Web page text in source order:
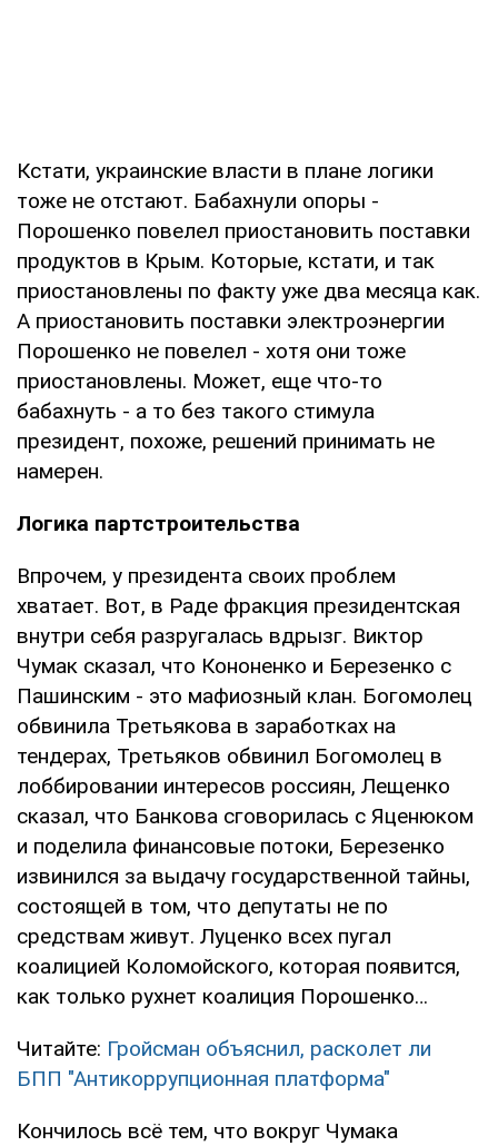
Кстати, украинские власти в плане логики
тоже не отстают. Бабахнули опоры -
Порошенко повелел приостановить поставки
продуктов в Крым. Которые, кстати, и так
приостановлены по факту уже два месяца как.
А приостановить поставки электроэнергии
Порошенко не повелел - хотя они тоже
приостановлены. Может, еще что-то
бабахнуть - а то без такого стимула
президент, похоже, решений принимать не
намерен.
Логика партстроительства
Впрочем, у президента своих проблем
хватает. Вот, в Раде фракция президентская
внутри себя разругалась вдрызг. Виктор
Чумак сказал, что Кононенко и Березенко с
Пашинским - это мафиозный клан. Богомолец
обвинила Третьякова в заработках на
тендерах, Третьяков обвинил Богомолец в
лоббировании интересов россиян, Лещенко
сказал, что Банкова сговорилась с Яценюком
и поделила финансовые потоки, Березенко
извинился за выдачу государственной тайны,
состоящей в том, что депутаты не по
средствам живут. Луценко всех пугал
коалицией Коломойского, которая появится,
как только рухнет коалиция Порошенко…
Читайте: Гройсман объяснил, расколет ли
БПП "Антикоррупционная платформа"
Кончилось всё тем, что вокруг Чумака